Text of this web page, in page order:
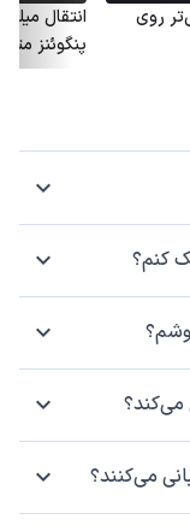
روی
پنگوئنز